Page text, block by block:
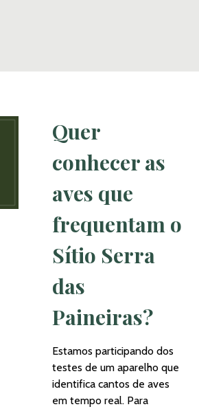
Quer
conhecer as
aves que
frequentam o
Sítio Serra
das
Paineiras?
Estamos participando dos
testes de um aparelho que
identifica cantos de aves
em tempo real. Para